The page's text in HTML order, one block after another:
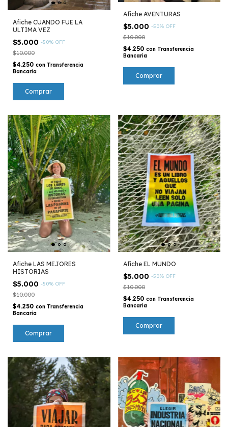
Afiche CUANDO FUE LA
ULTIMA VEZ
$5.000 -50% OFF
$10.000
$4.250 con Transferencia
Bancaria
Afiche AVENTURAS
$5.000 -50% OFF
$10.000
$4.250 con Transferencia
Bancaria
Afiche LAS MEJORES
HISTORIAS
$5.000 -50% OFF
$10.000
$4.250 con Transferencia
Bancaria
Afiche EL MUNDO
$5.000 -50% OFF
$10.000
$4.250 con Transferencia
Bancaria